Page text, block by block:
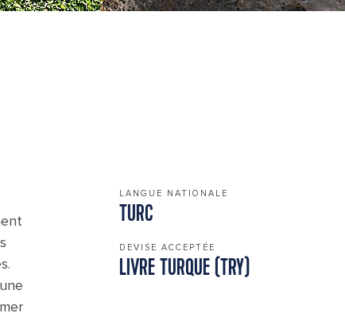
LANGUE NATIONALE
TURC
DEVISE ACCEPTÉE
LIVRE TURQUE (TRY)